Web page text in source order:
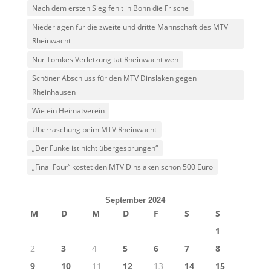
Nach dem ersten Sieg fehlt in Bonn die Frische
Niederlagen für die zweite und dritte Mannschaft des MTV
Rheinwacht
Nur Tomkes Verletzung tat Rheinwacht weh
Schöner Abschluss für den MTV Dinslaken gegen
Rheinhausen
Wie ein Heimatverein
Überraschung beim MTV Rheinwacht
„Der Funke ist nicht übergesprungen“
„Final Four“ kostet den MTV Dinslaken schon 500 Euro
September 2024
M D M D F S
S
1
2
3 4 5 6 7
8
9
10 11 12 13 14
15